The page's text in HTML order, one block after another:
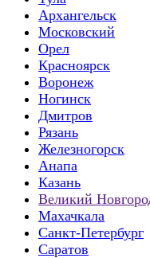
Архангельск
Московский
Орел
Красноярск
Воронеж
Ногинск
Дмитров
Рязань
Железногорск
Анапа
Казань
Великий
Махачкала
Санкт-Петербург
Саратов